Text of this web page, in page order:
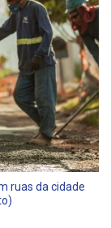
ruas da cidade